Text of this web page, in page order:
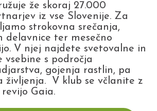
že skoraj 27.000
iz vse Slovenije. Za
strokovna srečanja,
delavnice ter mesečno
V njej najdete svetovalne in
vsebine s področja
gojenja rastlin, pa
življenja. V klub se včlanite z
Gaia.